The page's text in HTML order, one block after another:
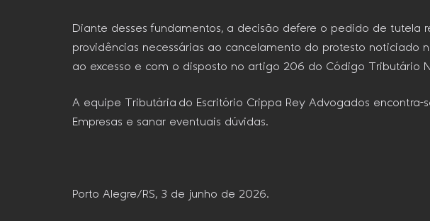
Diante desses fundamentos, a decisão defere o pedido de tutela
providências necessárias ao cancelamento do protesto noticiado
ao excesso e com o disposto no artigo 206 do Código Tributário
A equipe Tributária do Escritório Crippa Rey Advogados
Empresas e sanar eventuais dúvidas.
Porto Alegre/RS, 3 de junho de 2026.